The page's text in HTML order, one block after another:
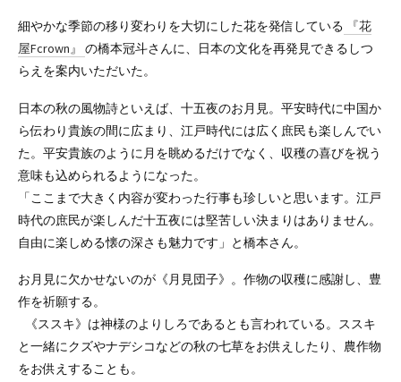
細やかな季節の移り変わりを大切にした花を発信している
『花
屋Fcrown』
の橋本冠斗さんに、日本の文化を再発見できるしつ
らえを案内いただいた。
日本の秋の風物詩といえば、十五夜のお月見。平安時代に中国か
ら伝わり貴族の間に広まり、江戸時代には広く庶民も楽しんでい
た。平安貴族のように月を眺めるだけでなく、収穫の喜びを祝う
意味も込められるようになった。
「ここまで大きく内容が変わった行事も珍しいと思います。江戸
時代の庶民が楽しんだ十五夜には堅苦しい決まりはありません。
自由に楽しめる懐の深さも魅力です」と橋本さん。
お月見に欠かせないのが《月見団子》。作物の収穫に感謝し、豊
作を祈願する。
《ススキ》は神様のよりしろであるとも言われている。ススキ
と一緒にクズやナデシコなどの秋の七草をお供えしたり、農作物
をお供えすることも。